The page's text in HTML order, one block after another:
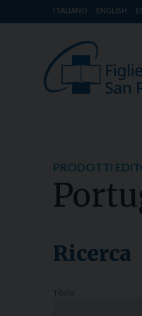
ITALIANO ENGLISH
PRODOTTI
Ricerca
Titolo: